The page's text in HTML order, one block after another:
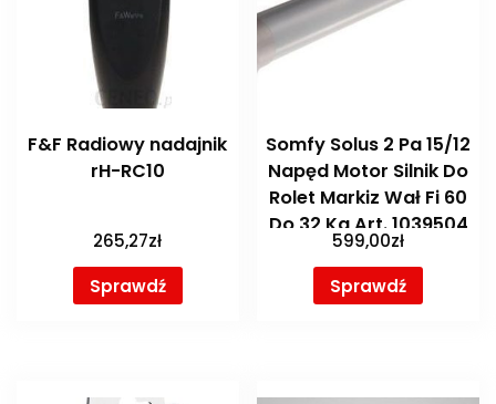
F&F Radiowy nadajnik
rH-RC10
265,27zł
Sprawdź
Somfy Solus 2 Pa 15/12
Napęd Motor Silnik Do
Rolet Markiz Wał Fi 60
Do 32 Kg Art. 1039504
599,00zł
Sprawdź